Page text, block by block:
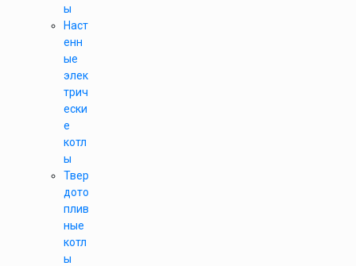
ы
Наст
енн
ые
элек
трич
ески
е
котл
ы
Твер
дото
плив
ные
котл
ы